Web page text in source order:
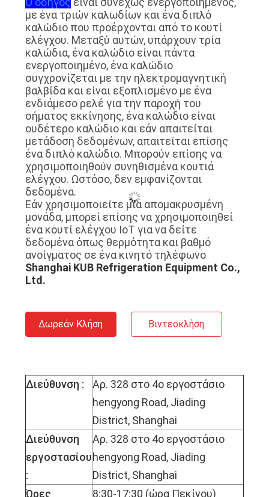
με ένα τριών καλωδίων και ένα διπλό
καλώδιο που προέρχονται από το κουτί
ελέγχου. Μεταξύ αυτών, υπάρχουν τρία
καλώδια, ένα καλώδιο είναι πάντα
ενεργοποιημένο, ένα καλώδιο
συγχρονίζεται με την ηλεκτρομαγνητική
βαλβίδα και είναι εξοπλισμένο με ένα
ενδιάμεσο ρελέ για την παροχή του
σήματος εκκίνησης, ένα καλώδιο είναι
ουδέτερο καλώδιο και εάν απαιτείται
μετάδοση δεδομένων, απαιτείται επίσης
ένα διπλό καλώδιο. Μπορούν επίσης να
χρησιμοποιηθούν συνηθισμένα κουτιά
ελέγχου. Ωστόσο, δεν εμφανίζονται
δεδομένα.
Εάν χρησιμοποιείτε μια απομακρυσμένη
μονάδα, μπορεί επίσης να χρησιμοποιηθεί
ένα κουτί ελέγχου IoT για να δείτε
δεδομένα όπως θερμότητα και βαθμό
ανοίγματος σε ένα κινητό τηλέφωνο
Shanghai KUB Refrigeration Equipment Co.,
Ltd.
Δωρεάν Κλήση Βιντεοκλήση
Διεύθυνση :
Αρ. 328 στο 4ο εργοστάσιο
hengyong Road, Jiading
District, Shanghai
Διεύθυνση
εργοστασίου
:
Αρ. 328 στο 4ο εργοστάσιο
hengyong Road, Jiading
District, Shanghai
Ώρες
8:30-17:30 (ώρα Πεκίνου)